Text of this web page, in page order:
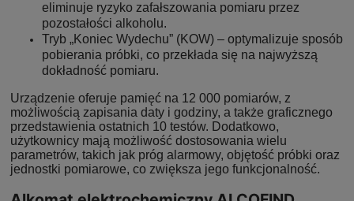
eliminuje ryzyko zafałszowania pomiaru przez
pozostałości alkoholu.
Tryb „Koniec Wydechu” (KOW) – optymalizuje sposób
pobierania próbki, co przekłada się na najwyższą
dokładność pomiaru.
Urządzenie oferuje pamięć na 12 000 pomiarów, z
możliwością zapisania daty i godziny, a także graficznego
przedstawienia ostatnich 10 testów. Dodatkowo,
użytkownicy mają możliwość dostosowania wielu
parametrów, takich jak próg alarmowy, objętość próbki oraz
jednostki pomiarowe, co zwiększa jego funkcjonalność.